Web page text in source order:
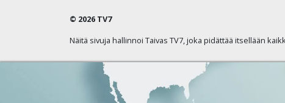
© 2026 TV7
Näitä sivuja hallinnoi Taivas TV7, joka pidättää itsellään